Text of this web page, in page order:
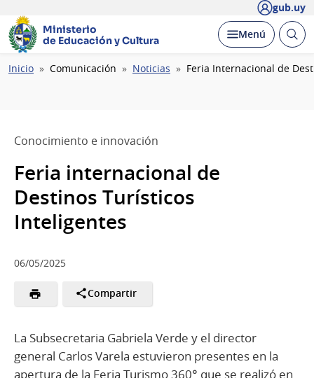
gub.uy
Ministerio
de Educación y Cultura
Desplegar
Menú Abrir
Ruta
Inicio Comunicación Noticias Feria Internacional de
Conocimiento e innovación
Feria internacional de
Destinos Turísticos
Inteligentes
06/05/2025
Compartir
La Subsecretaria Gabriela Verde y el director
general Carlos Varela estuvieron presentes en la
apertura de la Feria Turismo 360° que se realizó en